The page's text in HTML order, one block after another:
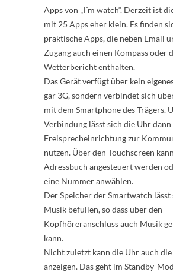
Apps von „I´m watch“. Derzeit ist
mit 25 Apps eher klein. Es finden
praktische Apps, die neben Email
Zugang auch einen Kompass oder
Wetterbericht enthalten.
Das Gerät verfügt über kein
gar 3G, sondern verbindet sich
mit dem Smartphone des Trägers.
Verbindung lässt sich die Uhr
Freisprecheinrichtung zur
nutzen. Über den Touchscreen
Adressbuch angesteuert werden
eine Nummer anwählen.
Der Speicher der Smartwatch
Musik befüllen, so dass über den
Kopfhöreranschluss auch Musik
kann.
Nicht zuletzt kann die Uhr auch
anzeigen. Das geht im Standby-